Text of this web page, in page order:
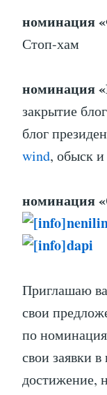
Стоп-хам
закрытие
блог
wind, обыск и
номинация
dapi
Приглашаю
свои
по
свои заявки
достижение,